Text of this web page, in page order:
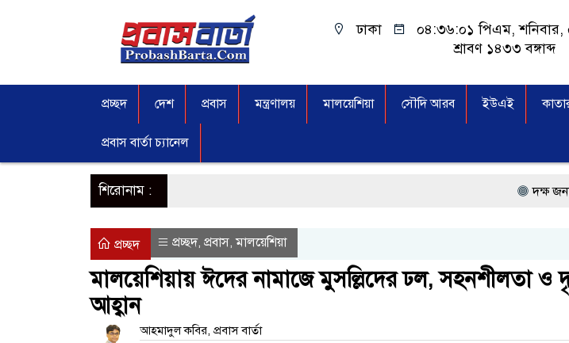
ঢাকা ০৪:৩৬:০২ পিএম,
শ্রাবণ ১৪৩৩ বঙ্গাব্দ
প্রচ্ছদ দেশ প্রবাস মন্ত্রণালয় মালয়েশিয়া সৌদি আরব ইউএই
প্রবাস বার্তা চ্যানেল
শিরোনাম : দক্ষ জনশক্তি গড়তে
মালয়েশিয়া
কুয়ালালামপুরে
আগামী নির্বাচনে
প্রচ্ছদ প্রচ্ছদ, প্রবাস,মালয়েশিয়া
মালয়েশিয়ায় ঈদের নামাজে মুসল্লিদের ঢল, সহনশীলতা ও
আহ্বান
আহমাদুল কবির, প্রবাস বা‍র্তা